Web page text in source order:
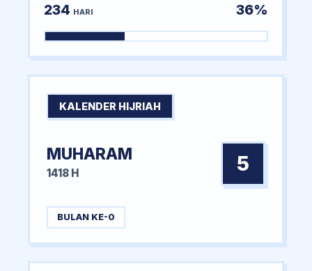
234 HARI 36%
KALENDER HIJRIAH
MUHARAM
1418 H 5
BULAN KE-0